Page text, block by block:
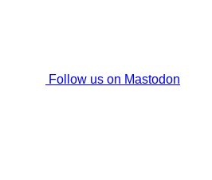
Follow us on Mastodon